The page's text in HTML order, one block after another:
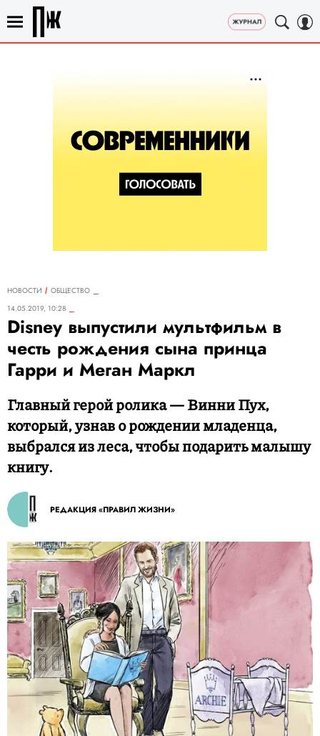
НОВОСТИ
ОБЩЕСТВО
14.05.2019, 10:28
Disney выпустили мультфильм в
честь рождения сына принца
Гарри и Меган Маркл
Главный герой ролика — Винни Пух,
который, узнав о рождении младенца,
выбрался из леса, чтобы подарить малышу
книгу.
РЕДАКЦИЯ «ПРАВИЛ ЖИЗНИ»